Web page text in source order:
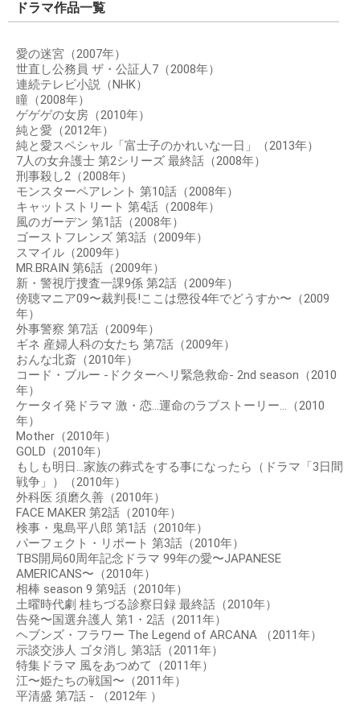
ドラマ作品一覧
愛の迷宮（2007年）
世直し公務員 ザ・公証人7（2008年）
連続テレビ小説（NHK）
瞳（2008年）
ゲゲゲの女房（2010年）
純と愛（2012年）
純と愛スペシャル「富士子のかれいな一日」（2013年）
7人の女弁護士 第2シリーズ 最終話（2008年）
刑事殺し2（2008年）
モンスターペアレント 第10話（2008年）
キャットストリート 第4話（2008年）
風のガーデン 第1話（2008年）
ゴーストフレンズ 第3話（2009年）
スマイル（2009年）
MR.BRAIN 第6話（2009年）
新・警視庁捜査一課9係 第2話（2009年）
傍聴マニア09〜裁判長!ここは懲役4年でどうすか〜（2009
年）
外事警察 第7話（2009年）
ギネ 産婦人科の女たち 第7話（2009年）
おんな北斎（2010年）
コード・ブルー -ドクターヘリ緊急救命- 2nd season（2010
年）
ケータイ発ドラマ 激・恋…運命のラブストーリー…（2010
年）
Mother（2010年）
GOLD（2010年）
もしも明日…家族の葬式をする事になったら（ドラマ「3日間
戦争」）（2010年）
外科医 須磨久善（2010年）
FACE MAKER 第2話（2010年）
検事・鬼島平八郎 第1話（2010年）
パーフェクト・リポート 第3話（2010年）
TBS開局60周年記念ドラマ 99年の愛〜JAPANESE
AMERICANS〜（2010年）
相棒 season 9 第9話（2010年）
土曜時代劇 桂ちづる診察日録 最終話（2010年）
告発〜国選弁護人 第1・2話（2011年）
ヘブンズ・フラワー The Legend of ARCANA （2011年）
示談交渉人 ゴタ消し 第3話（2011年）
特集ドラマ 風をあつめて（2011年）
江〜姫たちの戦国〜（2011年）
平清盛 第7話 - （2012年 ）